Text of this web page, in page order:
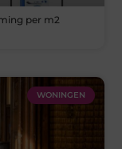
per m2
WONINGEN